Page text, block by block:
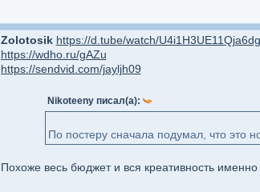
Zolotosik https://d.tube/watch/
https://wdho.ru/gAZu
https://sendvid.com/jayljh09
Nikoteeny писал(а):
По постеру сначала подумал, что это
Похоже весь бюджет и вся креативность